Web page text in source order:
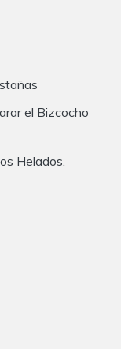
el Bizcocho
Helados.